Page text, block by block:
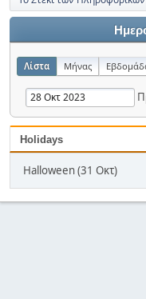
Λίστα Μήνας
Holidays
Halloween (31 Οκτ)